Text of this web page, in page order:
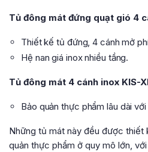
Tủ đông mát đứng quạt gió 4
Thiết kế tủ đứng, 4 cánh mở
Hệ nan giá inox nhiều tầng.
Tủ đông mát 4 cánh inox KIS-
Bảo quản thực phẩm lâu dài
Những tủ mát này đều được thiết
quản thực phẩm ở quy mô lớn,